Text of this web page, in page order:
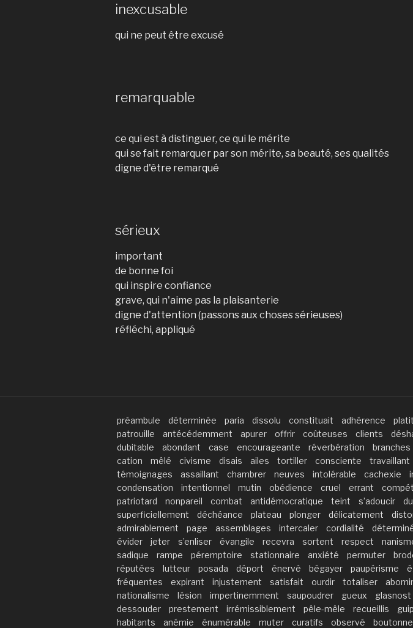
inexcusable
qui ne peut être excusé
remarquable
ce qui est à distinguer, ce qui le mérite
qui se fait remarquer par son mérite, sa beauté, ses qualités
digne d'être remarqué
sérieux
important
de bonne foi
qui inspire confiance
grave, qui n'aime pas la plaisanterie
digne d'attention (passons aux choses sérieuses)
réfléchi, appliqué
préambule déterminée paria dissolu constituait adhérence
patrouille
antécédemment apurer offrir coûteuses clients
dubitable
abondant case encourageante réverbération branches
cation
mêlé civisme disais ailes tortiller consciente travaillant
témoignages
assaillant chambrer neuves intolérable cachexie
condensation
intentionnel mutin obédience cruel errant
patriotard
nonpareil combat antidémocratique teint s’adoucir
superficiellement
déchéance plateau plonger délicatement
admirablement
page assemblages intercaler cordialité
évider
jeter s’enliser évangile recevra sortent respect
sadique
rampe péremptoire stationnaire anxiété permuter
réputées
lutteur posada déport énervé bégayer paupérisme
fréquentes
expirant injustement satisfait ourdir totaliser
nationalisme
lésion impertinemment saupoudrer gueux glasnost
dessouder
prestement irrémissiblement pêle-mêle recueillis
habitants
anémie énumérable muter curatifs observé